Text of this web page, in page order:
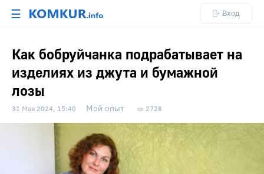
☰ Вход
Как бобруйчанка подрабатывает на
изделиях из джута и бумажной
лозы
31 Мая 2024, 15:40 Мой опыт 2728